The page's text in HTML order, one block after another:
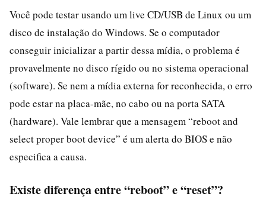
Você pode testar usando um live CD/USB de Linux ou um
disco de instalação do Windows. Se o computador
conseguir inicializar a partir dessa mídia, o problema é
provavelmente no disco rígido ou no sistema operacional
(software). Se nem a mídia externa for reconhecida, o erro
pode estar na placa-mãe, no cabo ou na porta SATA
(hardware). Vale lembrar que a mensagem “reboot and
select proper boot device” é um alerta do BIOS e não
especifica a causa.
Existe diferença entre “reboot” e “reset”?